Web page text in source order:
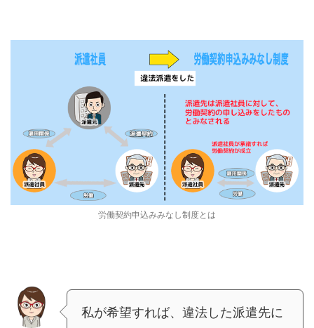
労働契約申込みみなし制度とは
私が希望すれば、違法した派遣先に